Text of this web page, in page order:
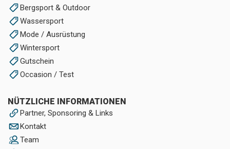
Bergsport & Outdoor
Wassersport
Mode / Ausrüstung
Wintersport
Gutschein
Occasion / Test
NÜTZLICHE INFORMATIONEN
Partner, Sponsoring & Links
Kontakt
Team